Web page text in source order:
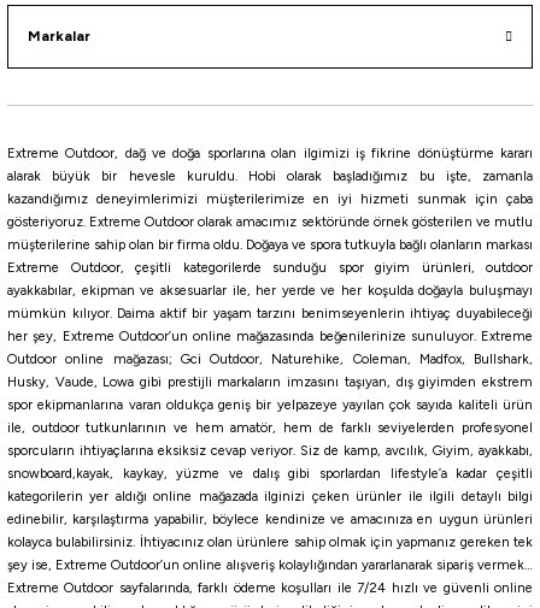
Markalar
Extreme Outdoor, dağ ve doğa sporlarına olan ilgimizi iş fikrine dönüştürme kararı
alarak büyük bir hevesle kuruldu. Hobi olarak başladığımız bu işte, zamanla
kazandığımız deneyimlerimizi müşterilerimize en iyi hizmeti sunmak için çaba
gösteriyoruz. Extreme Outdoor olarak amacımız sektöründe örnek gösterilen ve mutlu
müşterilerine sahip olan bir firma oldu. Doğaya ve spora tutkuyla bağlı olanların markası
Extreme Outdoor, çeşitli kategorilerde sunduğu spor giyim ürünleri, outdoor
ayakkabılar, ekipman ve aksesuarlar ile, her yerde ve her koşulda doğayla buluşmayı
mümkün kılıyor. Daima aktif bir yaşam tarzını benimseyenlerin ihtiyaç duyabileceği
her şey, Extreme Outdoor’un online mağazasında beğenilerinize sunuluyor. Extreme
Outdoor online mağazası; Gci Outdoor, Naturehike, Coleman, Madfox, Bullshark,
Husky, Vaude, Lowa gibi prestijli markaların imzasını taşıyan, dış giyimden ekstrem
spor ekipmanlarına varan oldukça geniş bir yelpazeye yayılan çok sayıda kaliteli ürün
ile, outdoor tutkunlarının ve hem amatör, hem de farklı seviyelerden profesyonel
sporcuların ihtiyaçlarına eksiksiz cevap veriyor. Siz de kamp, avcılık, Giyim, ayakkabı,
snowboard,kayak, kaykay, yüzme ve dalış gibi sporlardan lifestyle’a kadar çeşitli
kategorilerin yer aldığı online mağazada ilginizi çeken ürünler ile ilgili detaylı bilgi
edinebilir, karşılaştırma yapabilir, böylece kendinize ve amacınıza en uygun ürünleri
kolayca bulabilirsiniz. İhtiyacınız olan ürünlere sahip olmak için yapmanız gereken tek
şey ise, Extreme Outdoor’un online alışveriş kolaylığından yararlanarak sipariş vermek…
Extreme Outdoor sayfalarında, farklı ödeme koşulları ile 7/24 hızlı ve güvenli online